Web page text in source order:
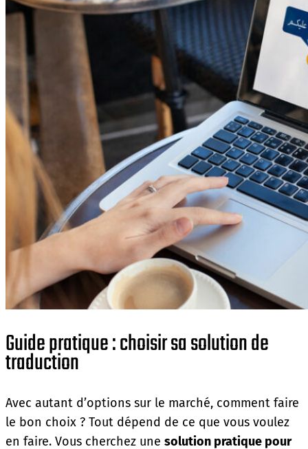
Guide pratique : choisir sa solution de
traduction
Avec autant d’options sur le marché, comment faire
le bon choix ? Tout dépend de ce que vous voulez
en faire. Vous cherchez une solution pratique pour